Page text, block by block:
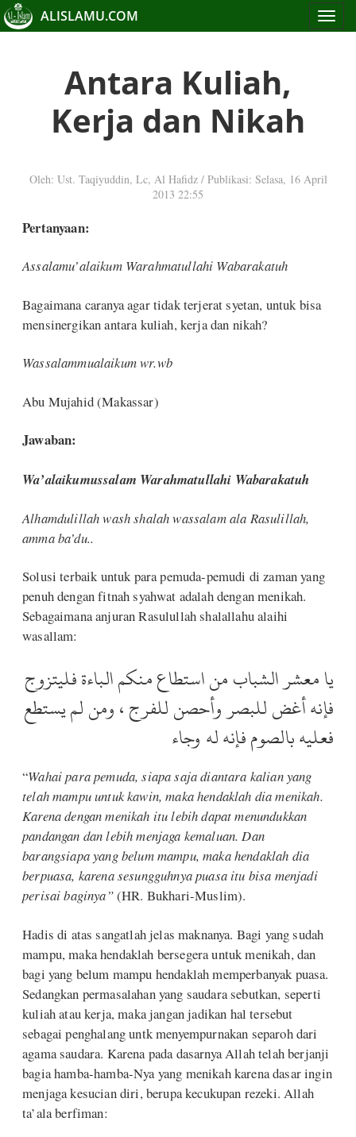
Toggle
ALISLAMU.COM
Antara Kuliah,
Kerja dan Nikah
Oleh: Ust. Taqiyuddin, Lc, Al Hafidz / Publikasi: Selasa, 16 April
2013 22:55
Pertanyaan:
Assalamu’alaikum Warahmatullahi Wabarakatuh
Bagaimana caranya agar tidak terjerat syetan, untuk bisa
mensinergikan antara kuliah, kerja dan nikah?
Wassalammualaikum wr.wb
Abu Mujahid (Makassar)
Jawaban:
Wa’alaikumussalam Warahmatullahi Wabarakatuh
Alhamdulillah wash shalah wassalam ala Rasulillah,
amma ba’du..
Solusi terbaik untuk para pemuda-pemudi di zaman yang
penuh dengan fitnah syahwat adalah dengan menikah.
Sebagaimana anjuran Rasulullah shalallahu alaihi
wasallam:
يا معشر الشباب من استطاع منكم الباءة فليتزوج
فإنه أغض للبصر وأحصن للفرج ، ومن لم يستطع
فعليه بالصوم فإنه له وجاء
“Wahai para pemuda, siapa saja diantara kalian yang
telah mampu untuk kawin, maka hendaklah dia menikah.
Karena dengan menikah itu lebih dapat menundukkan
pandangan dan lebih menjaga kemaluan. Dan
barangsiapa yang belum mampu, maka hendaklah dia
berpuasa, karena sesungguhnya puasa itu bisa menjadi
perisai baginya”(HR. Bukhari-Muslim).
Hadis di atas sangatlah jelas maknanya. Bagi yang sudah
mampu, maka hendaklah bersegera untuk menikah, dan
bagi yang belum mampu hendaklah memperbanyak puasa.
Sedangkan permasalahan yang saudara sebutkan, seperti
kuliah atau kerja, maka jangan jadikan hal tersebut
sebagai penghalang untk menyempurnakan separoh dari
agama saudara. Karena pada dasarnya Allah telah berjanji
bagia hamba-hamba-Nya yang menikah karena dasar ingin
menjaga kesucian diri, berupa kecukupan rezeki. Allah
ta’ala berfiman: